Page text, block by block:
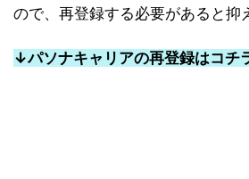
ので、再登録する必要があると抑
↓パソナキャリアの再登録はコチ